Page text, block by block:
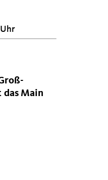
das Main